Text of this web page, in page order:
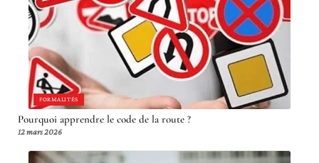
FORMALITÉS
Pourquoi apprendre le code de la route ?
12 mars 2026